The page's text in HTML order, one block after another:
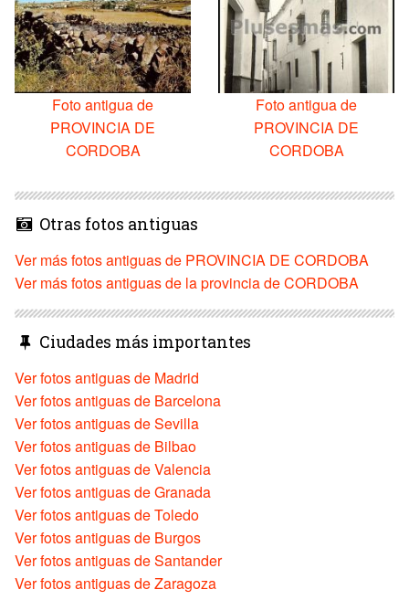
Foto antigua de
PROVINCIA DE
CORDOBA
Foto antigua de
PROVINCIA DE
CORDOBA
Otras fotos antiguas
Ver más fotos antiguas de PROVINCIA DE CORDOBA
Ver más fotos antiguas de la provincia de CORDOBA
Ciudades más importantes
Ver fotos antiguas de Madrid
Ver fotos antiguas de Barcelona
Ver fotos antiguas de Sevilla
Ver fotos antiguas de Bilbao
Ver fotos antiguas de Valencia
Ver fotos antiguas de Granada
Ver fotos antiguas de Toledo
Ver fotos antiguas de Burgos
Ver fotos antiguas de Santander
Ver fotos antiguas de Zaragoza